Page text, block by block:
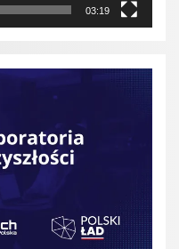
03:19